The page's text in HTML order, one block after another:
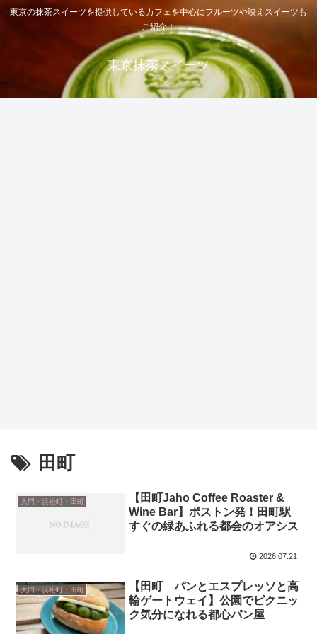
東京の抹茶スイーツを提供しているカフェを中心にフルーツや映えスイーツも
ご紹介！
東京抹茶スイーツ
田町
大門・浜松町・田町
【田町Jaho Coffee Roaster &
Wine Bar】ボストン発！田町駅
すぐの緑あふれる都会のオアシス
2026.07.21
大門・浜松町・田町
【田町 パンとエスプレッソと高
輪ゲートウェイ】公園でピクニッ
ク気分になれる都心パン屋